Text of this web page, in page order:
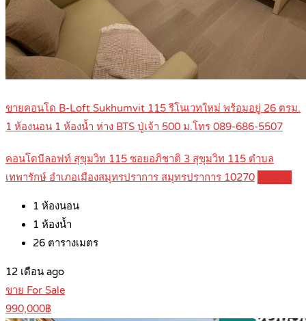
ขายคอนโด B-Loft Sukhumvit 115 รีโนเวทใหม่ พร้อมอยู่ 26 ตรม.
1 ห้องนอน 1 ห้องน้ำ ห่าง BTS ปู่เจ้า 500 ม.โทร 089-686-5507
คอนโดบีลอฟท์ สุขุมวิท 115 ซอยอภิชาติ 3 สุขุมวิท 115 ตำบล
เทพารักษ์ อำเภอเมืองสมุทรปราการ สมุทรปราการ 10270
1 ห้องนอน
1 ห้องน้ำ
26 ตารางเมตร
12 เดือน ago
ขาย For Sale
990,000฿